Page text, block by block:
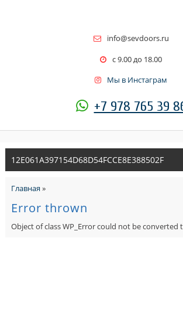
info@sevdoors.ru
c 9.00 до 18.00
Мы в Инстаграм
+7 978 765 39
12E061A397154D68D54FCCE8E388502F
Главная»
Error thrown
Object of class WP_Error could not be converted